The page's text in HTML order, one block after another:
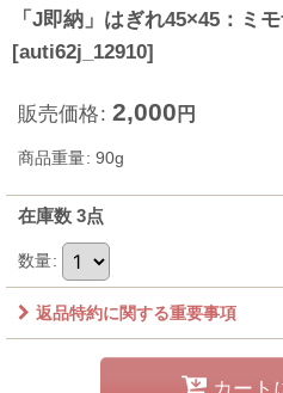
「J即納」はぎれ45×45：ミ
[auti62j_12910]
販売価格: 2,000 円
商品重量: 90g
在庫数 3点
数量:
返品特約に関する重要事項
カート